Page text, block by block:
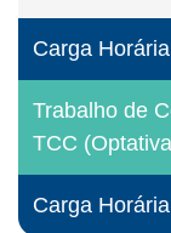
Carga
Trabalho de
TCC
Carga